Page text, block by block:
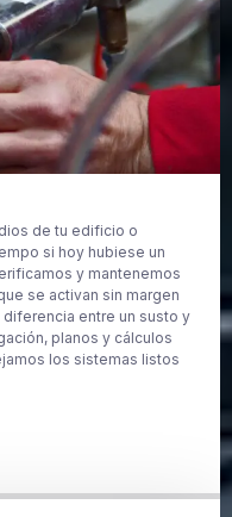
de tu edificio o
si hoy hubiese un
y mantenemos
se activan sin margen
diferencia entre un susto y
planos y cálculos
los sistemas listos